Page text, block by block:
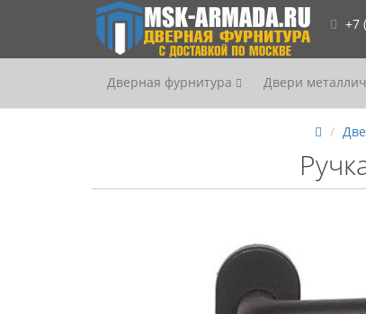
+7
Дверная фурнитура Двери